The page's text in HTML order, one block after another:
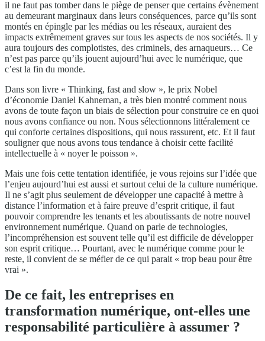
il ne faut pas tomber dans le piège de penser que certains évènement
au demeurant marginaux dans leurs conséquences, parce qu’ils sont
montés en épingle par les médias ou les réseaux, auraient des
impacts extrêmement graves sur tous les aspects de nos sociétés. Il y
aura toujours des complotistes, des criminels, des arnaqueurs… Ce
n’est pas parce qu’ils jouent aujourd’hui avec le numérique, que
c’est la fin du monde.
Dans son livre « Thinking, fast and slow », le prix Nobel
d’économie Daniel Kahneman, a très bien montré comment nous
avons de toute façon un biais de sélection pour construire ce en quoi
nous avons confiance ou non. Nous sélectionnons littéralement ce
qui conforte certaines dispositions, qui nous rassurent, etc. Et il faut
souligner que nous avons tous tendance à choisir cette facilité
intellectuelle à « noyer le poisson ».
Mais une fois cette tentation identifiée, je vous rejoins sur l’idée que
l’enjeu aujourd’hui est aussi et surtout celui de la culture numérique.
Il ne s’agit plus seulement de développer une capacité à mettre à
distance l’information et à faire preuve d’esprit critique, il faut
pouvoir comprendre les tenants et les aboutissants de notre nouvel
environnement numérique. Quand on parle de technologies,
l’incompréhension est souvent telle qu’il est difficile de développer
son esprit critique… Pourtant, avec le numérique comme pour le
reste, il convient de se méfier de ce qui parait « trop beau pour être
vrai ».
De ce fait, les entreprises en
transformation numérique, ont-elles une
responsabilité particulière à assumer ?